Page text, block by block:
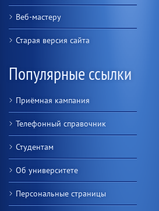
Веб-мастеру
Старая версия сайта
Популярные ссылки
Приёмная кампания
Телефонный справочник
Студентам
Об университете
Персональные страницы